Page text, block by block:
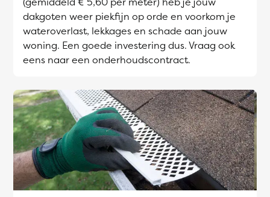
dakgoten weer piekfijn op orde en voorkom je
wateroverlast, lekkages en schade aan jouw
woning. Een goede investering dus. Vraag ook
eens naar een onderhoudscontract.